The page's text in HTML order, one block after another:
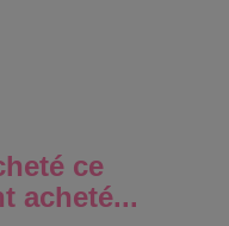
ce
acheté...